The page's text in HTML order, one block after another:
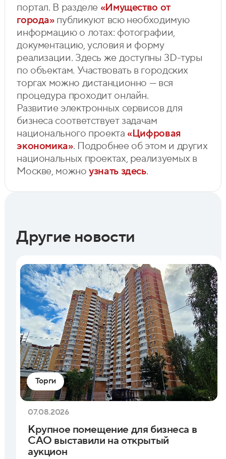
портал. В разделе «Имущество от
города»публикуют всю необходимую
информацию о лотах: фотографии,
документацию, условия и форму
реализации. Здесь же доступны 3D-туры
по объектам. Участвовать в городских
торгах можно дистанционно — вся
процедура проходит онлайн.
Развитие электронных сервисов для
бизнеса соответствует задачам
национального проекта «Цифровая
экономика». Подробнее об этом и других
национальных проектах, реализуемых в
Москве, можноузнать здесь.
Другие новости
Торги
07.08.2026
Крупное помещение для бизнеса в
САО выставили на открытый
аукцион